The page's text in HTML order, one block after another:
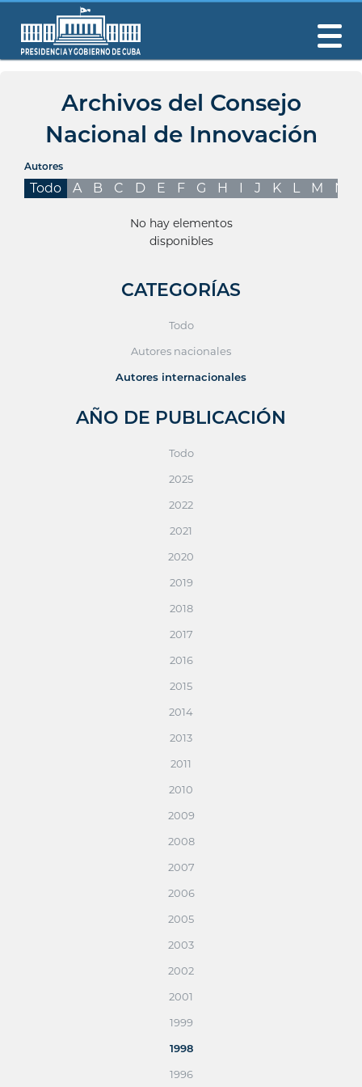
Archivos del Consejo
Nacional de Innovación
Autores
Todo A B C D E F G H I J K L M N
No hay elementos
disponibles
CATEGORÍAS
Todo
Autores nacionales
Autores internacionales
AÑO DE PUBLICACIÓN
Todo
2025
2022
2021
2020
2019
2018
2017
2016
2015
2014
2013
2011
2010
2009
2008
2007
2006
2005
2003
2002
2001
1999
1998
1996